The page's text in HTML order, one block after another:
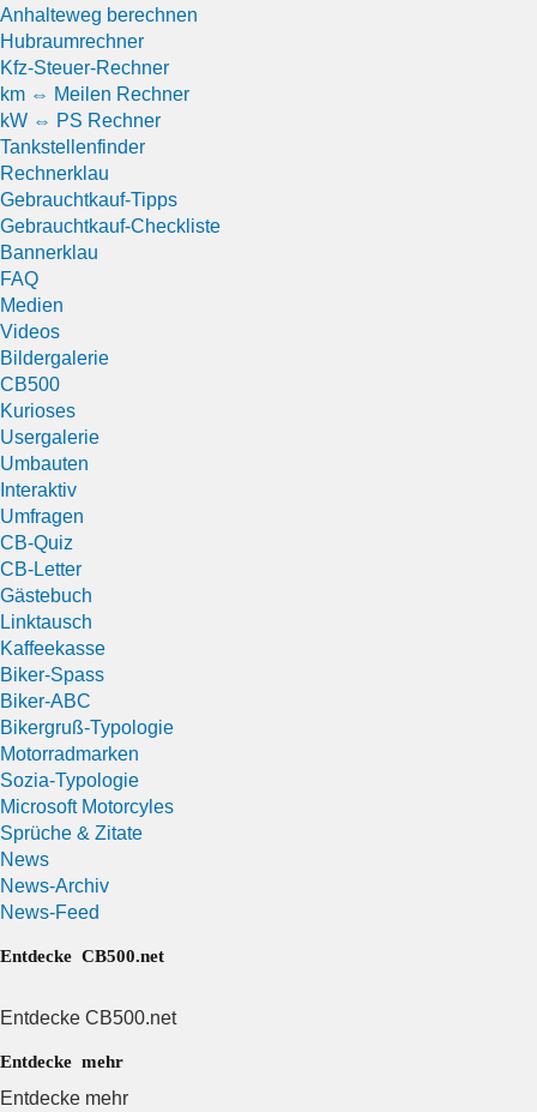
Anhalteweg berechnen
Hubraumrechner
Kfz-Steuer-Rechner
km ⇔ Meilen Rechner
kW ⇔ PS Rechner
Tankstellenfinder
Rechnerklau
Gebrauchtkauf-Tipps
Gebrauchtkauf-Checkliste
Bannerklau
FAQ
Medien
Videos
Bildergalerie
CB500
Kurioses
Usergalerie
Umbauten
Interaktiv
Umfragen
CB-Quiz
CB-Letter
Gästebuch
Linktausch
Kaffeekasse
Biker-Spass
Biker-ABC
Bikergruß-Typologie
Motorradmarken
Sozia-Typologie
Microsoft Motorcyles
Sprüche & Zitate
News
News-Archiv
News-Feed
Entdecke CB500.net
Entdecke CB500.net
Entdecke mehr
Entdecke mehr